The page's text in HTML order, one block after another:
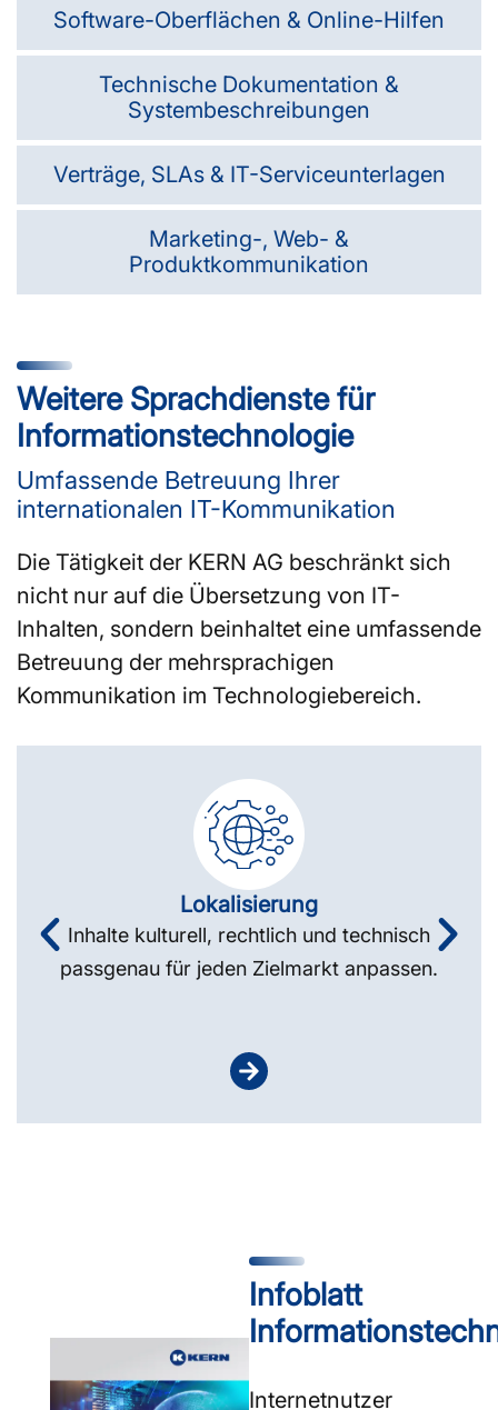
Software-Oberflächen & Online-Hilfen
Technische Dokumentation &
Systembeschreibungen
Verträge, SLAs & IT-Serviceunterlagen
Marketing-, Web- &
Produktkommunikation
Weitere Sprachdienste für
Informationstechnologie
Umfassende Betreuung Ihrer
internationalen IT-Kommunikation
Die Tätigkeit der KERN AG beschränkt sich
nicht nur auf die Übersetzung von IT-
Inhalten, sondern beinhaltet eine umfassende
Betreuung der mehrsprachigen
Kommunikation im Technologiebereich.
Lokalisierung
Inhalte kulturell, rechtlich und technisch
passgenau für jeden Zielmarkt anpassen.
Infoblatt
Internetnutzer